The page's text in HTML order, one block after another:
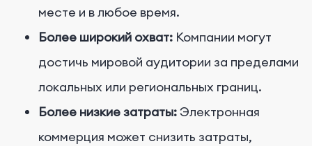
месте и в любое время.
Более широкий охват: Компании могут
достичь мировой аудитории за пределами
локальных или региональных границ.
Более низкие затраты:Электронная
коммерция может снизить затраты,